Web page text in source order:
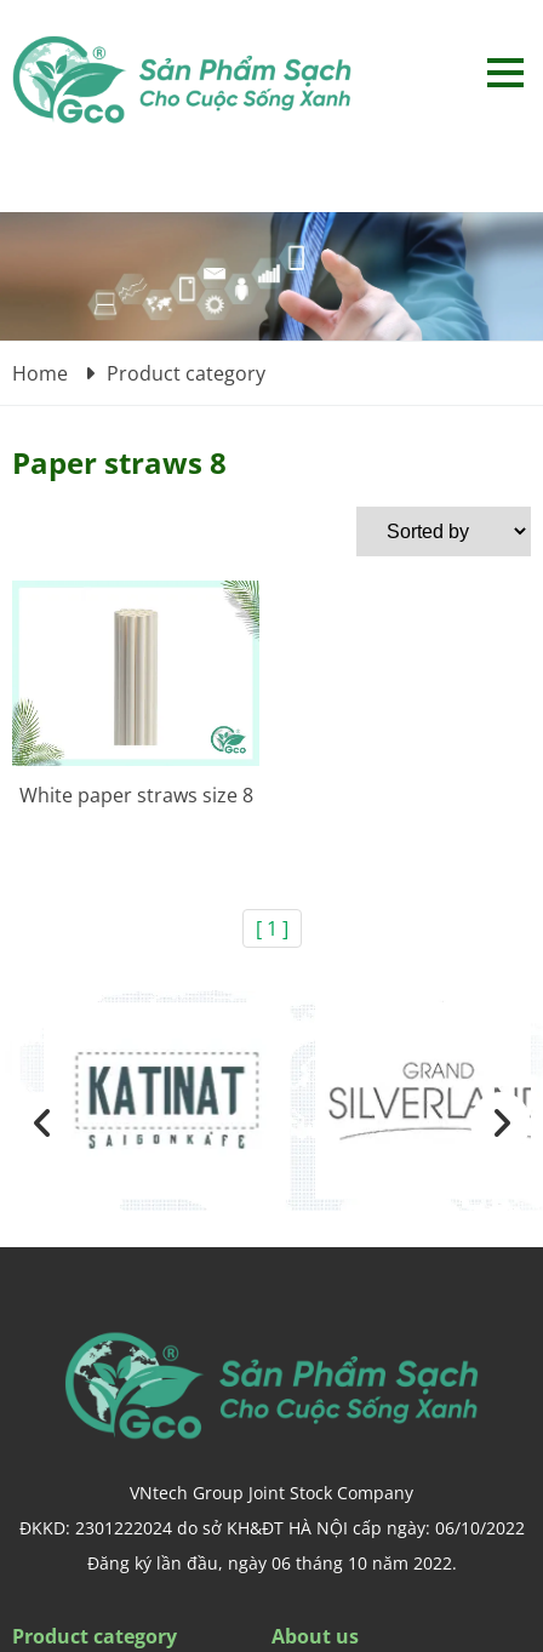
Home Product category
Paper straws 8
White paper straws size 8
[ 1 ]
VNtech Group Joint Stock Company
ĐKKD: 2301222024 do sở KH&ĐT HÀ NỘI cấp ngày: 06/10/2022
Đăng ký lần đầu, ngày 06 tháng 10 năm 2022.
Product category
About us